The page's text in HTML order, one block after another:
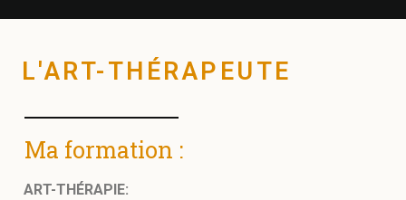
L'ART-THÉRAPEUTE
Ma formation :
ART-THÉRAPIE: